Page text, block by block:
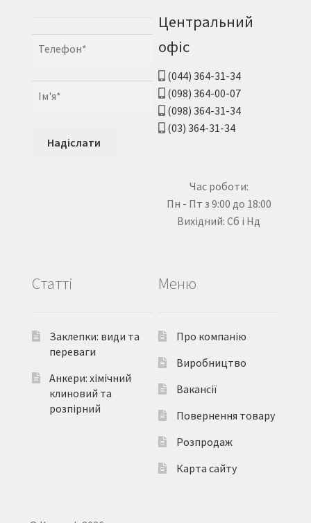
Центральний
офіс
(044) 364-31-34
(098) 364-00-07
(098) 364-31-34
(03) 364-31-34
Час роботи:
Пн - Пт з 9:00 до 18:00
Вихідний: Сб і Нд
Статті
Заклепки: види та
переваги
Анкери: хімічний
клиновий та
розпірний
Меню
Про компанію
Виробництво
Вакансії
Повернення товару
Розпродаж
Карта сайту